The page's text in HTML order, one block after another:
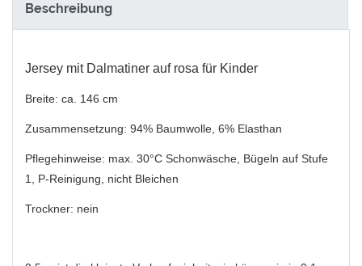
Beschreibung
Jersey mit Dalmatiner auf rosa für Kinder
Breite: ca. 146 cm
Zusammensetzung: 94% Baumwolle, 6% Elasthan
Pflegehinweise: max. 30°C Schonwäsche, Bügeln auf Stufe
1, P-Reinigung, nicht Bleichen
Trockner: nein